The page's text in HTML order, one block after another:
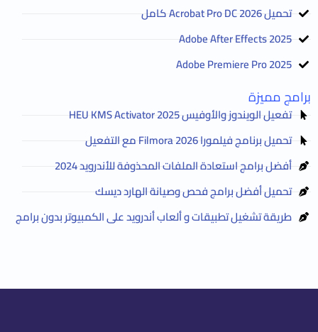
تحميل Acrobat Pro DC 2026 كامل
Adobe After Effects 2025
Adobe Premiere Pro 2025
برامج مميزة
تفعيل الويندوز والأوفيس HEU KMS Activator 2025
تحميل برنامج فيلمورا Filmora 2026 مع التفعيل
أفضل برامج استعادة الملفات المحذوفة للأندرويد 2024
تحميل أفضل برامج فحص وصيانة الهارد ديسك
طريقة تشغيل تطبيقات و ألعاب أندرويد على الكمبيوتر بدون برامج